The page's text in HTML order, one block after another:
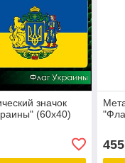
значок
(60x40)
455